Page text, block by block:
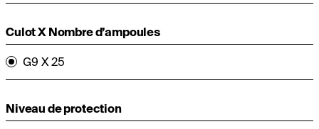
Culot X Nombre d’ampoules
G9 X 25
Niveau de protection